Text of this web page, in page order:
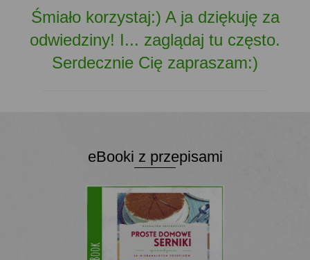
Śmiało korzystaj:) A ja dziękuję za
odwiedziny! I... zaglądaj tu często.
Serdecznie Cię zapraszam:)
eBooki z przepisami